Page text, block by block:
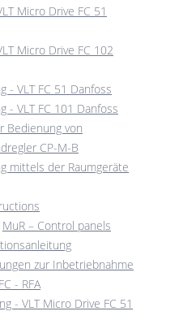
Micro Drive FC 51
Micro Drive FC 102
- VLT FC 51 Danfoss
- VLT FC 101 Danfoss
Bedienung von
CP-M-B
mittels der Raumgeräte
MuR – Control panels
zur Inbetriebnahme
- RFA
- VLT Micro Drive FC 51